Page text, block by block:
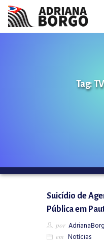
Tag:
Suicídio de
Pública em
por
em Notícias